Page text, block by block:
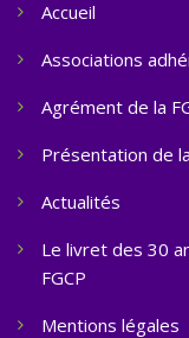
Accueil
Associations
Agrément de la
Présentation de
Actualités
Le livret des 30
FGCP
Mentions légales